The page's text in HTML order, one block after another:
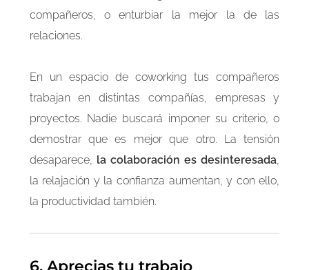
compañeros, o enturbiar la mejor la de las
relaciones.
En un espacio de coworking tus compañeros
trabajan en distintas compañías, empresas y
proyectos. Nadie buscará imponer su criterio, o
demostrar que es mejor que otro. La tensión
desaparece, la colaboración es desinteresada
la relajación y la confianza aumentan, y con ello,
la productividad también.
6. Aprecias tu trabajo